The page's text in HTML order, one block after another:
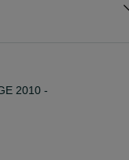
2010 -